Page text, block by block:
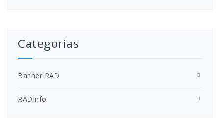
Categorias
Banner RAD
RADInfo